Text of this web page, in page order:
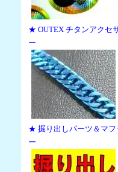
★ OUTEX チタンアクセ
ー
★ 掘り出しパーツ＆マフ
ー